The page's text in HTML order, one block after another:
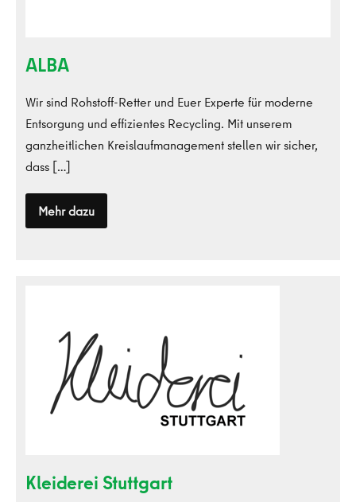
ALBA
Wir sind Rohstoff-Retter und Euer Experte für moderne
Entsorgung und effizientes Recycling. Mit unserem
ganzheitlichen Kreislaufmanagement stellen wir sicher,
dass […]
Mehr dazu
ALBA
Kleiderei Stuttgart